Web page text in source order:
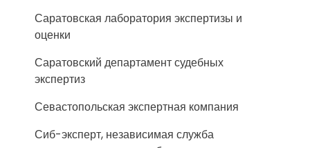
Саратовская лаборатория экспертизы и
оценки
Саратовский департамент судебных
экспертиз
Севастопольская экспертная компания
Сиб-эксперт, независимая служба